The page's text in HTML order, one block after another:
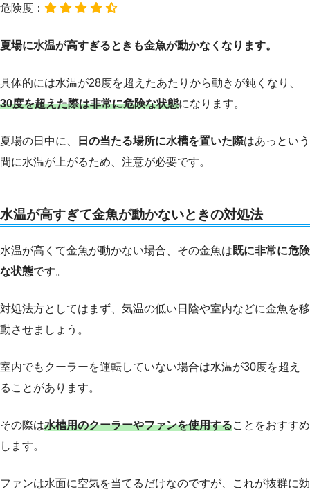
危険度：
夏場に水温が高すぎるときも金魚が動かなくなります。
具体的には水温が28度を超えたあたりから動きが鈍くなり、
30度を超えた際は非常に危険な状態になります。
夏場の日中に、 日の当たる場所に水槽を置いた際はあっという
間に水温が上がるため、注意が必要です。
水温が高すぎて金魚が動かないときの対処法
水温が高くて金魚が動かない場合、その金魚は 既に非常に危険
な状態です。
対処法方としてはまず、気温の低い日陰や室内などに金魚を移
動させましょう。
室内でもクーラーを運転していない場合は水温が30度を超え
ることがあります。
その際は水槽用のクーラーやファンを使用することをおすすめ
します。
ファンは水面に空気を当てるだけなのですが、これが抜群に効